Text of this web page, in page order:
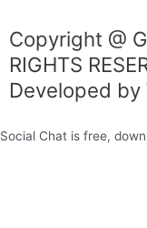
o
k
r
a
m
Copyright @
RIGHTS
Developed by
Social Chat is free,